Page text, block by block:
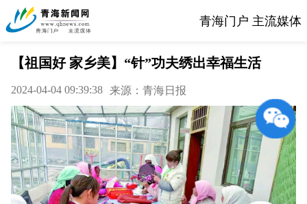
青海门户 主流媒体
【祖国好 家乡美】“针”功夫绣出幸福生活
2024-04-04 09:39:38 来源：青海日报